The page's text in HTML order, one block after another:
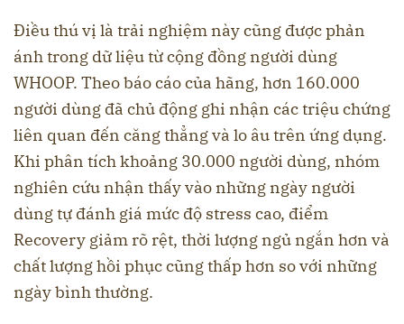
Điều thú vị là trải nghiệm này cũng được phản
ánh trong dữ liệu từ cộng đồng người dùng
WHOOP. Theo báo cáo của hãng, hơn 160.000
người dùng đã chủ động ghi nhận các triệu chứng
liên quan đến căng thẳng và lo âu trên ứng dụng.
Khi phân tích khoảng 30.000 người dùng, nhóm
nghiên cứu nhận thấy vào những ngày người
dùng tự đánh giá mức độ stress cao, điểm
Recovery giảm rõ rệt, thời lượng ngủ ngắn hơn và
chất lượng hồi phục cũng thấp hơn so với những
ngày bình thường.